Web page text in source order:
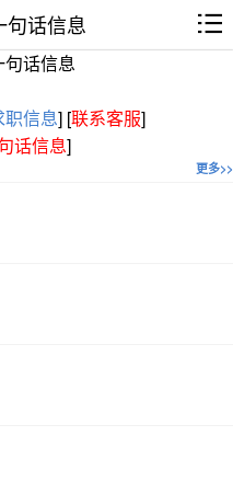
句话信息
话信息
信息] [联系客服]
话信息]
更多>>